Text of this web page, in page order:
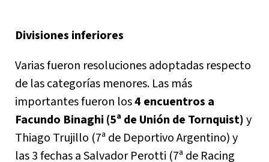
Divisiones inferiores
Varias fueron resoluciones adoptadas respecto
de las categorías menores. Las más
importantes fueron los4 encuentros a
Facundo Binaghi (5ª de Unión de Tornquist)y
Thiago Trujillo (7ª de Deportivo Argentino) y
las 3 fechas a Salvador Perotti (7ª de Racing